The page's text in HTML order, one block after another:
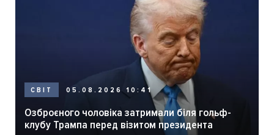
СВІТ 05.08.2026 10:41
Озброєного чоловіка затримали біля гольф-
клубу Трампа перед візитом президента